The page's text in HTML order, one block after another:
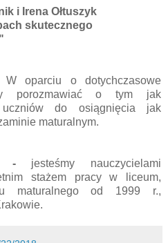
i Irena Ołtuszyk
skutecznego
W oparciu o dotychczasowe
porozmawiać o tym jak
uczniów do osiągnięcia jak
maturalnym.
-jesteśmy nauczycielami
stażem pracy w liceum,
maturalnego od 1999 r.,